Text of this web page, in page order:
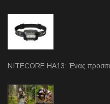
NITECORE HA13: Ένας